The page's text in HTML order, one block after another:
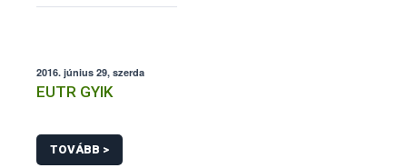
2016. június 29, szerda
EUTR GYIK
TOVÁBB >